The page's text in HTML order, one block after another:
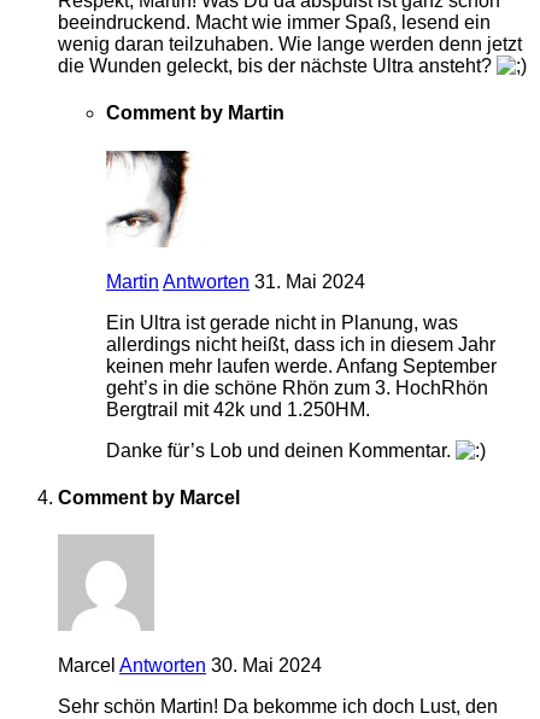
beeindruckend. Macht wie immer Spaß, lesend ein
wenig daran teilzuhaben. Wie lange werden denn jetzt
die Wunden geleckt, bis der nächste Ultra ansteht?
Comment by Martin
Martin Antworten 31. Mai 2024
Ein Ultra ist gerade nicht in Planung, was
allerdings nicht heißt, dass ich in diesem Jahr
keinen mehr laufen werde. Anfang September
geht’s in die schöne Rhön zum 3. HochRhön
Bergtrail mit 42k und 1.250HM.
Danke für’s Lob und deinen Kommentar.
Comment by Marcel
Marcel Antworten 30. Mai 2024
Sehr schön Martin! Da bekomme ich doch Lust, den